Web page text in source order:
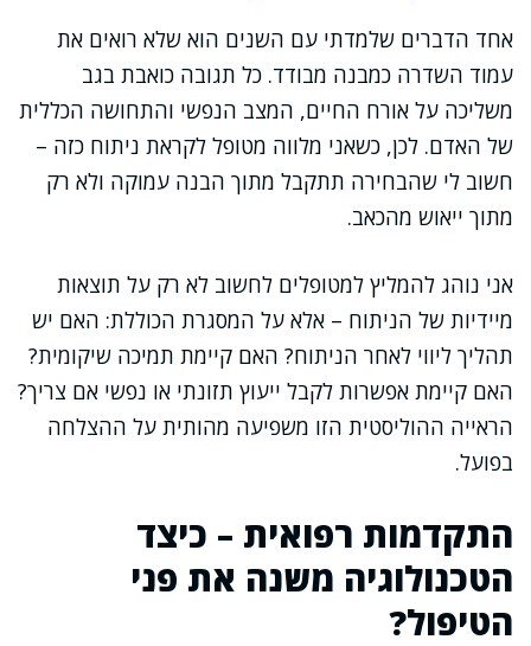
אחד הדברים שלמדתי עם השנים הוא שלא רואים את
עמוד השדרה כמבנה מבודד. כל תגובה כואבת בגב
משליכה על אורח החיים, המצב הנפשי והתחושה הכללית
של האדם. לכן, כשאני מלווה מטופל לקראת ניתוח כזה –
חשוב לי שהבחירה תתקבל מתוך הבנה עמוקה ולא רק
מתוך ייאוש מהכאב.
אני נוהג להמליץ למטופלים לחשוב לא רק על תוצאות
מיידיות של הניתוח – אלא על המסגרת הכוללת: האם יש
תהליך ליווי לאחר הניתוח? האם קיימת תמיכה שיקומית?
האם קיימת אפשרות לקבל ייעוץ תזונתי או נפשי אם צריך?
הראייה ההוליסטית הזו משפיעה מהותית על ההצלחה
בפועל.
התקדמות רפואית – כיצד
הטכנולוגיה משנה את פני
הטיפול?